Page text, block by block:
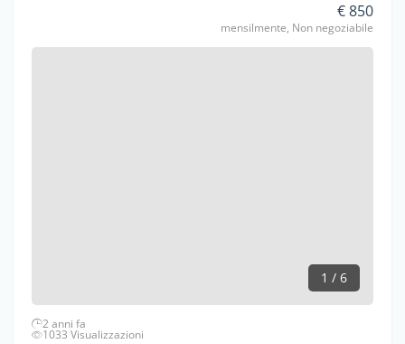
€ 850
mensilmente, Non negoziabile
1 / 6
2 anni fa
1033 Visualizzazioni